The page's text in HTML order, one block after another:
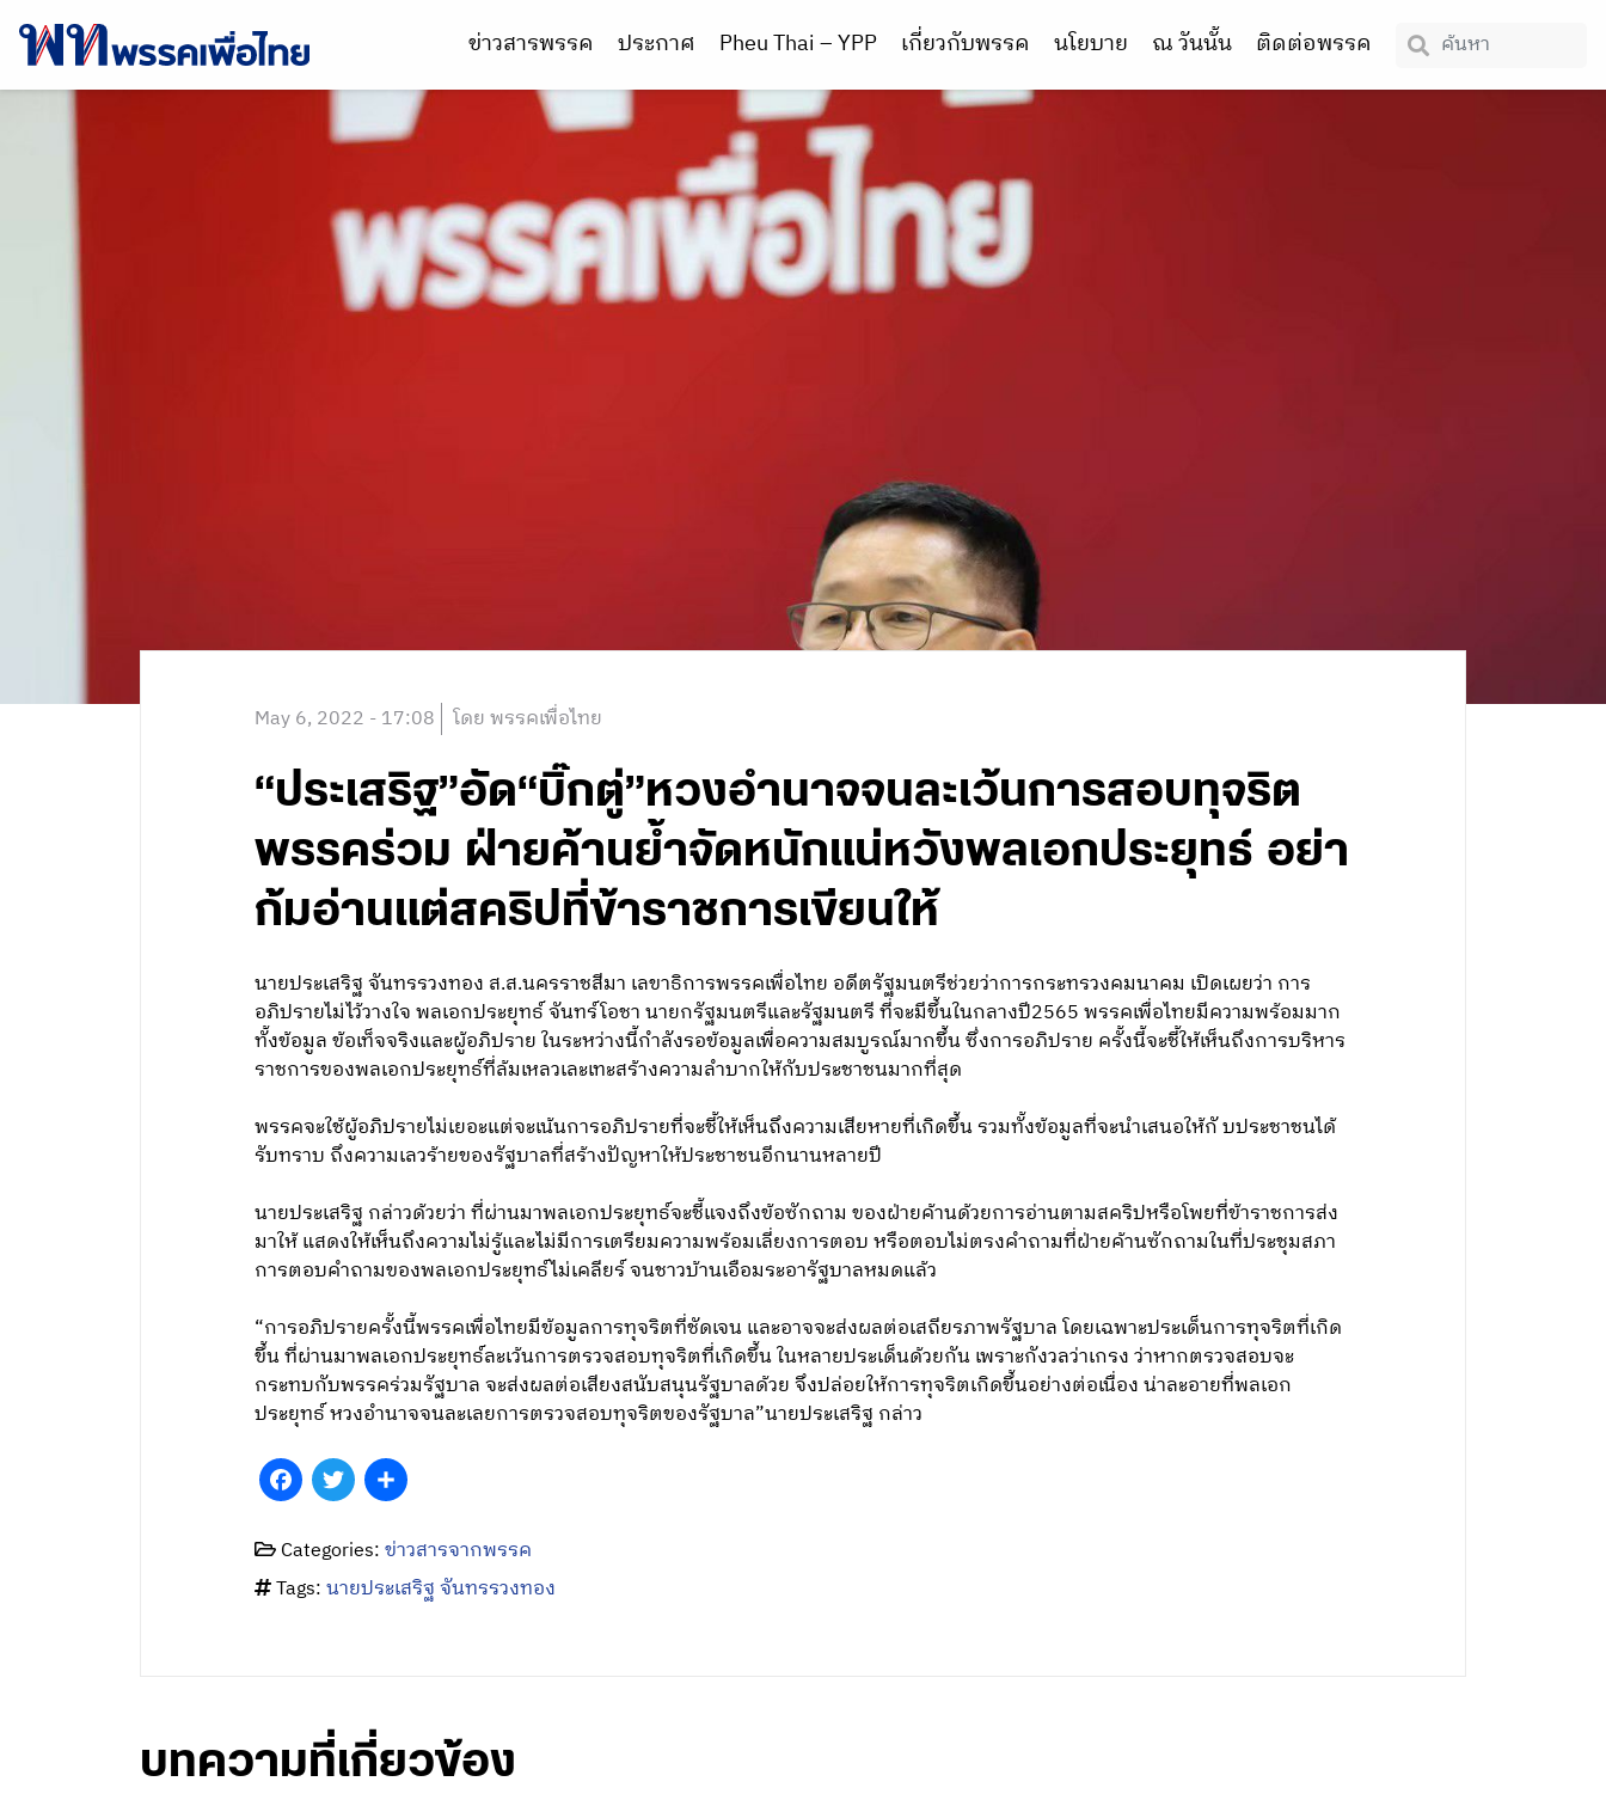
ข่าวสารพรรค ประกาศ Pheu Thai – YPP เกี่ยวกับพรรค นโยบาย ณ วันนั้น ติดต่อพรรค
May 6, 2022 - 17:08 โดย พรรคเพื่อไทย
“ประเสริฐ”อัด“บิ๊กตู่”หวงอำนาจจนละเว้นการสอบทุจริต
พรรคร่วม ฝ่ายค้านย้ำจัดหนักแน่หวังพลเอกประยุทธ์ อย่า
ก้มอ่านแต่สคริปที่ข้าราชการเขียนให้
นายประเสริฐ จันทรรวงทอง ส.ส.นครราชสีมา เลขาธิการพรรคเพื่อไทย อดีตรัฐมนตรีช่วยว่าการกระทรวงคมนาคม เปิดเผยว่า การ
อภิปรายไม่ไว้วางใจ พลเอกประยุทธ์ จันทร์โอชา นายกรัฐมนตรีและรัฐมนตรี ที่จะมีขึ้นในกลางปี2565 พรรคเพื่อไทยมีความพร้อมมาก
ทั้งข้อมูล ข้อเท็จจริงและผู้อภิปราย ในระหว่างนี้กำลังรอข้อมูลเพื่อความสมบูรณ์มากขึ้น ซึ่งการอภิปราย ครั้งนี้จะชี้ให้เห็นถึงการบริหาร
ราชการของพลเอกประยุทธ์ที่ล้มเหลวเละเทะสร้างความลำบากให้กับประชาชนมากที่สุด
พรรคจะใช้ผู้อภิปรายไม่เยอะแต่จะเน้นการอภิปรายที่จะชี้ให้เห็นถึงความเสียหายที่เกิดขึ้น รวมทั้งข้อมูลที่จะนำเสนอให้กั บประชาชนได้
รับทราบ ถึงความเลวร้ายของรัฐบาลที่สร้างปัญหาให้ประชาชนอีกนานหลายปี
นายประเสริฐ กล่าวด้วยว่า ที่ผ่านมาพลเอกประยุทธ์จะชี้แจงถึงข้อซักถาม ของฝ่ายค้านด้วยการอ่านตามสคริปหรือโพยที่ข้าราชการส่ง
มาให้ แสดงให้เห็นถึงความไม่รู้และไม่มีการเตรียมความพร้อมเลี่ยงการตอบ หรือตอบไม่ตรงคำถามที่ฝ่ายค้านซักถามในที่ประชุมสภา
การตอบคำถามของพลเอกประยุทธ์ไม่เคลียร์ จนชาวบ้านเอือมระอารัฐบาลหมดแล้ว
“การอภิปรายครั้งนี้พรรคเพื่อไทยมีข้อมูลการทุจริตที่ชัดเจน และอาจจะส่งผลต่อเสถียรภาพรัฐบาล โดยเฉพาะประเด็นการทุจริตที่เกิด
ขึ้น ที่ผ่านมาพลเอกประยุทธ์ละเว้นการตรวจสอบทุจริตที่เกิดขึ้น ในหลายประเด็นด้วยกัน เพราะกังวลว่าเกรง ว่าหากตรวจสอบจะ
กระทบกับพรรคร่วมรัฐบาล จะส่งผลต่อเสียงสนับสนุนรัฐบาลด้วย จึงปล่อยให้การทุจริตเกิดขึ้นอย่างต่อเนื่อง น่าละอายที่พลเอก
ประยุทธ์ หวงอำนาจจนละเลยการตรวจสอบทุจริตของรัฐบาล”นายประเสริฐ กล่าว
Facebook
TwitterShare
Categories:ข่าวสารจากพรรค
Tags:นายประเสริฐ จันทรรวงทอง
บทความที่เกี่ยวข้อง